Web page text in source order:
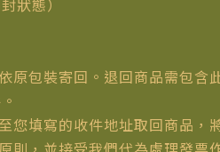
狀態）
包裝寄回。退回商品需包含
填寫的收件地址取回商品，